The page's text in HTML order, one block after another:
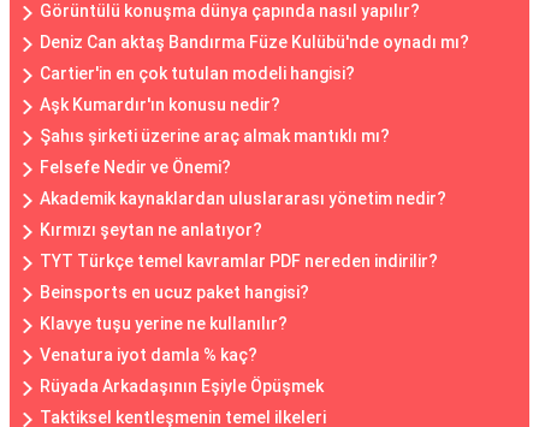
Görüntülü konuşma dünya çapında nasıl yapılır?
Deniz Can aktaş Bandırma Füze Kulübü'nde oynadı mı?
Cartier'in en çok tutulan modeli hangisi?
Aşk Kumardır'ın konusu nedir?
Şahıs şirketi üzerine araç almak mantıklı mı?
Felsefe Nedir ve Önemi?
Akademik kaynaklardan uluslararası yönetim nedir?
Kırmızı şeytan ne anlatıyor?
TYT Türkçe temel kavramlar PDF nereden indirilir?
Beinsports en ucuz paket hangisi?
Klavye tuşu yerine ne kullanılır?
Venatura iyot damla % kaç?
Rüyada Arkadaşının Eşiyle Öpüşmek
Taktiksel kentleşmenin temel ilkeleri